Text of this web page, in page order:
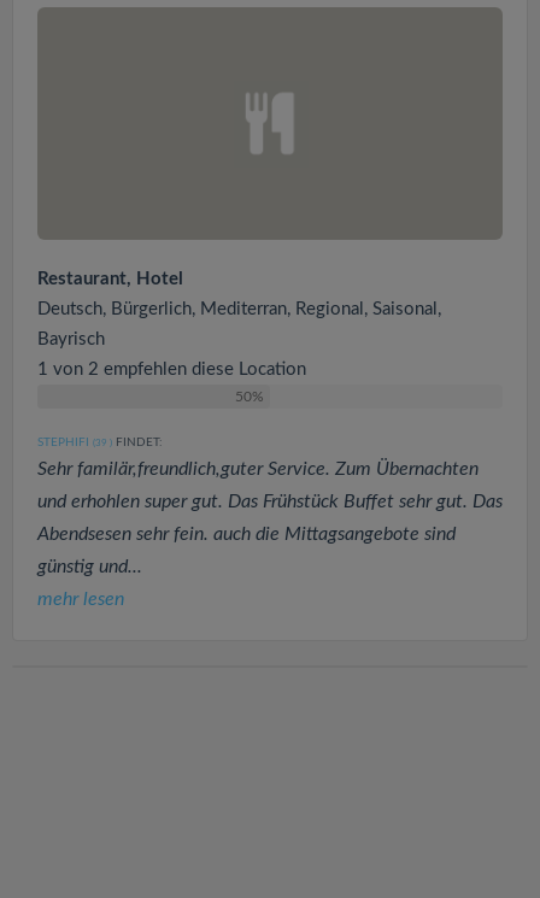
Restaurant, Hotel
Deutsch, Bürgerlich, Mediterran, Regional, Saisonal,
Bayrisch
1 von 2 empfehlen diese Location
50%
STEPHIFI (39 ) FINDET:
Sehr familär,freundlich,guter Service. Zum Übernachten
und erhohlen super gut. Das Frühstück Buffet sehr gut. Das
Abendsesen sehr fein. auch die Mittagsangebote sind
günstig und...
mehr lesen